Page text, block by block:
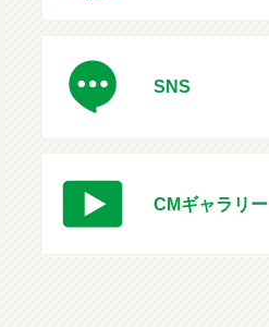
SNS
CMギャラリー